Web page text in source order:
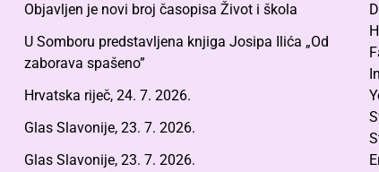
Objavljen je novi broj časopisa Život i škola
U Somboru predstavljena knjiga Josipa Ilića „Od
zaborava spašeno”
Hrvatska riječ, 24. 7. 2026.
Glas Slavonije, 23. 7. 2026.
Glas Slavonije, 23. 7. 2026.